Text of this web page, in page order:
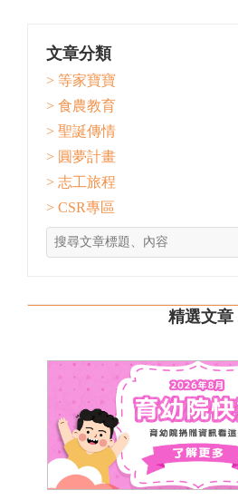
文章分類
> 等家寶寶
> 食農教育
> 聖誕傳情
> 圓夢計畫
> 志工旅程
> CSR專區
精選文章